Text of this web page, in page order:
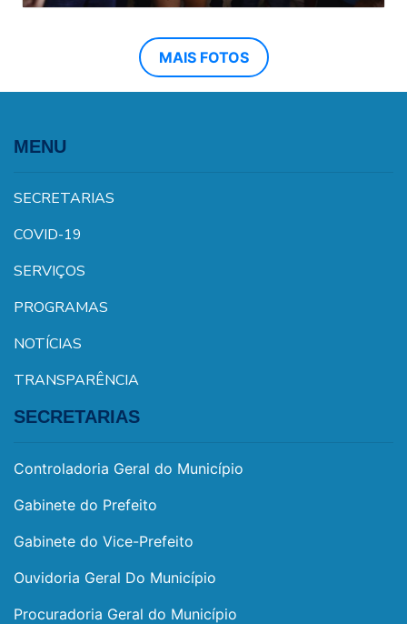
MAIS FOTOS
MENU
SECRETARIAS
COVID-19
SERVIÇOS
PROGRAMAS
NOTÍCIAS
TRANSPARÊNCIA
SECRETARIAS
Controladoria Geral do Município
Gabinete do Prefeito
Gabinete do Vice-Prefeito
Ouvidoria Geral Do Município
Procuradoria Geral do Município